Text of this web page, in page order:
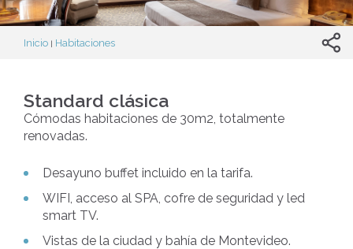
Inicio | Habitaciones
Standard clásica
Cómodas habitaciones de 30m2, totalmente
renovadas.
Desayuno buffet incluido en la tarifa.
WIFI, acceso al SPA, cofre de seguridad y led
smart TV.
Vistas de la ciudad y bahía de Montevideo.